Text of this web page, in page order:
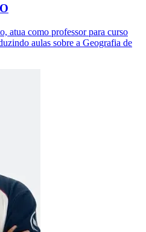
atua como professor para curso
aulas sobre a Geografia de